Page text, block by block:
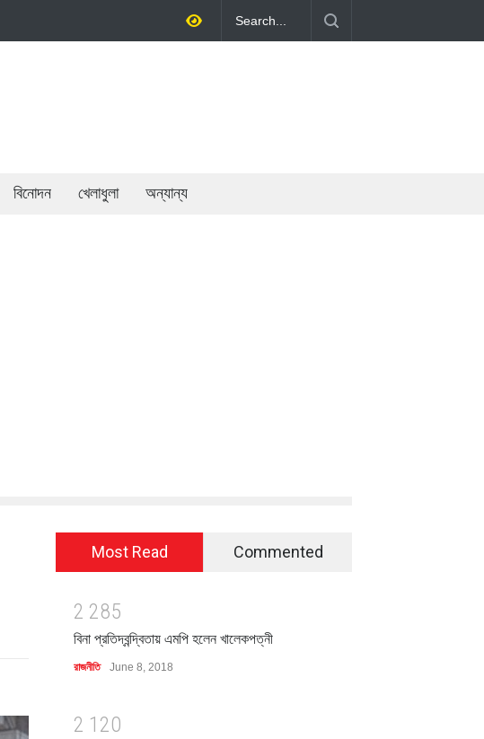
খাতের গতিশীলতায় অর্থনীতি গড়ে তোলাই সরকারের মূল লক্ষ্য: প্রধানমন্ত্রী
বিনোদন খেলাধুলা অন্যান্য
Most Read Commented
2 285
বিনা প্রতিদ্বন্দ্বিতায় এমপি হলেন খালেকপত্নী
রাজনীতি June 8, 2018
2 1 20